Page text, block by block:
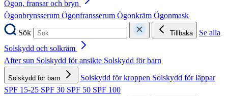
Ögon, fransar och bryn
Ögonbrynsserum Ögonfransserum Ögonkräm Ögonmask
Sök
Tillbaka
Se alla
Solskydd och solkräm
After sun Solskydd för ansikte Solskydd för barn
Solskydd för barn Solskydd för kroppen Solskydd för läppar
SPF 15-25 SPF 30 SPF 50 SPF 100